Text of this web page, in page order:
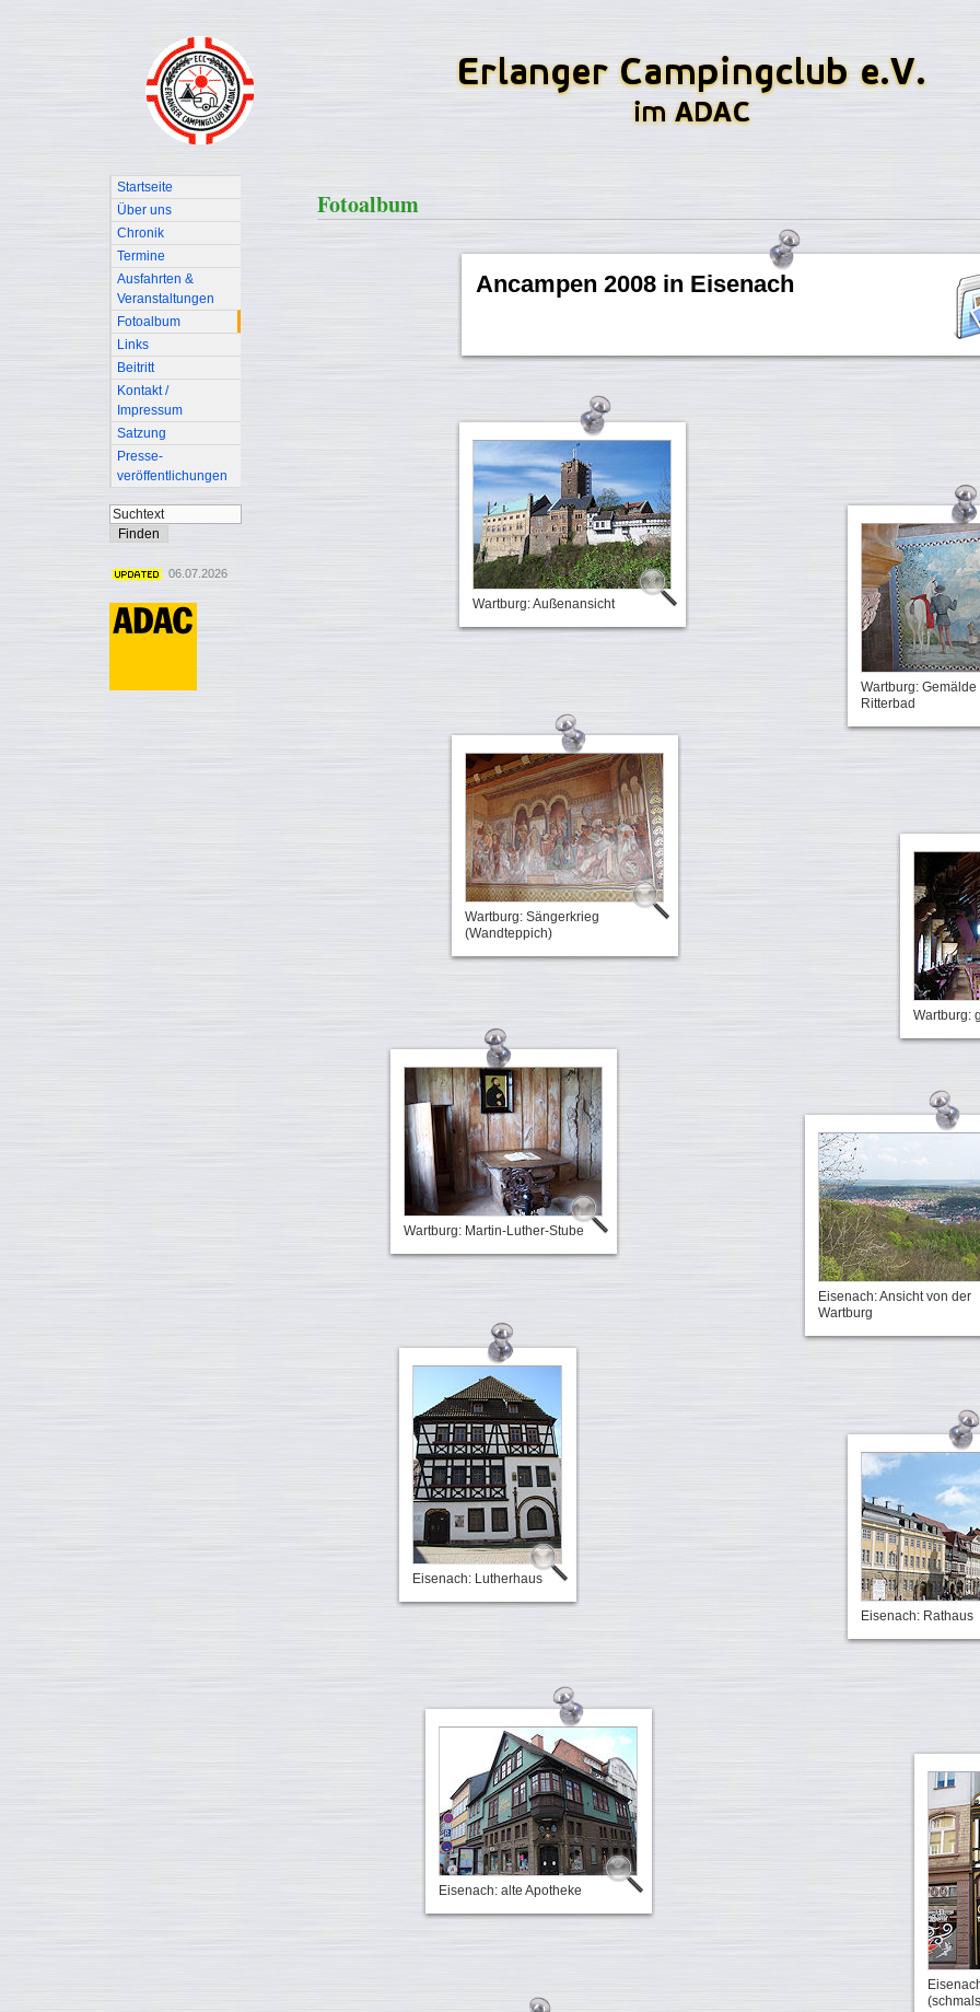
Fotoalbum
Ancampen 2008 in Eisenach
Wartburg: Außenansicht
Wartburg: Gemälde
Ritterbad
Wartburg: Sängerkrieg
(Wandteppich)
Wartburg:
Wartburg: Martin-Luther-Stube
Eisenach: Ansicht von der
Wartburg
Eisenach: Lutherhaus
Eisenach: Rathaus
Eisenach: alte Apotheke
Startseite
Über uns
Chronik
Termine
Ausfahrten &
Veranstaltungen
Fotoalbum
Links
Beitritt
Kontakt /
Impressum
Satzung
Presse-
veröffentlichungen
06.07.2026